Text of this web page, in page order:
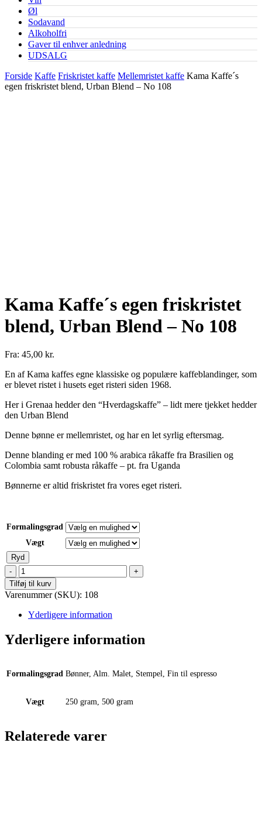
Øl
Sodavand
Alkoholfri
Gaver til enhver anledning
UDSALG
Forside Kaffe Friskristet kaffe Mellemristet kaffe Kama Kaffe´s
egen friskristet blend, Urban Blend – No 108
Kama Kaffe´s egen friskristet
blend, Urban Blend – No 108
Fra: 45,00 kr.
En af Kama kaffes egne klassiske og populære kaffeblandinger, som
er blevet ristet i husets eget risteri siden 1968.
Her i Grenaa hedder den “Hverdagskaffe” – lidt mere tjekket hedder
den Urban Blend
Denne bønne er mellemristet, og har en let syrlig eftersmag.
Denne blanding er med 100 % arabica råkaffe fra Brasilien og
Colombia samt robusta råkaffe – pt. fra Uganda
Bønnerne er altid friskristet fra vores eget risteri.
Formalingsgrad
Vægt
Ryd
Kama
Kaffe
´s
egen
friskristet
blend,
Urban
Blend
108
Tilføj til kurv
Varenummer (SKU): 108
Yderligere information
Yderligere information
Formalingsgrad Bønner, Alm. Malet, Stempel, Fin til espresso
Vægt 250 gram, 500 gram
Relaterede varer